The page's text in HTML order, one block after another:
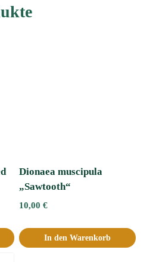
Dionaea muscipula
„Sawtooth“
10,00 €
In den Warenkorb